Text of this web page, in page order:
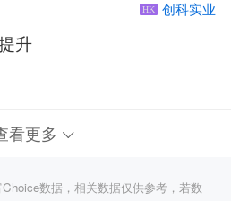
HK 创科实业
升
看更多
数据，相关数据仅供参考，若数